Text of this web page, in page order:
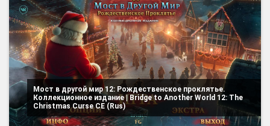
Мост в другой мир 12: Рождественское проклятье.
Коллекционное издание | Bridge to Another World 12: The
Christmas Curse CE (Rus)